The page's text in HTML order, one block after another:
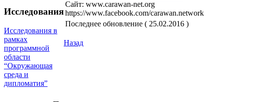
Исследования
Исследования в
рамках
программной
области
“Окружающая
среда и
дипломатия”
Сайт: www.carawan-net.org
https://www.facebook.com/carawan.network
Последнее обновление ( 25.02.2016 )
Назад